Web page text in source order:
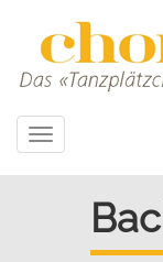
Toggle
navigation